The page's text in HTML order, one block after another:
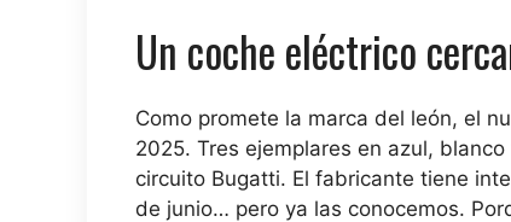
Un coche eléctrico
Como promete la marca del león, el
2025. Tres ejemplares en azul,
circuito Bugatti. El fabricante tiene
de junio… pero ya las conocemos.